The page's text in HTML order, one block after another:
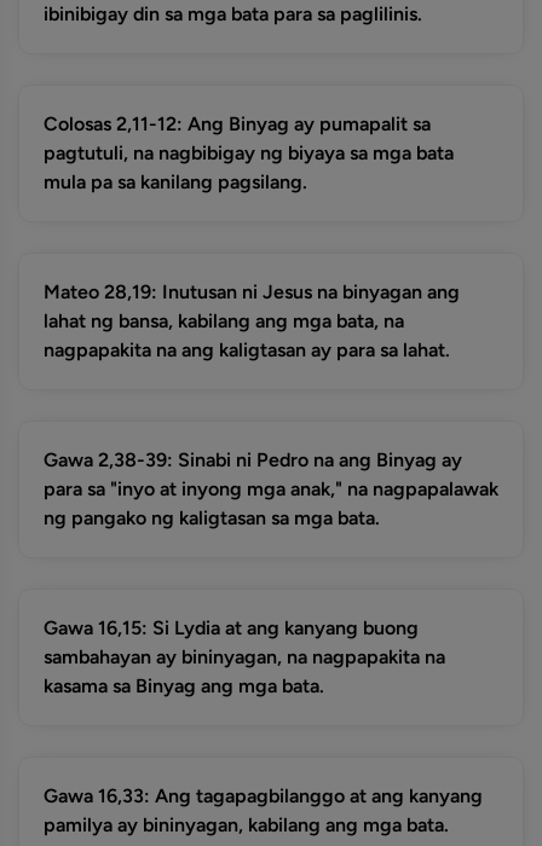
ibinibigay din sa mga bata para sa paglilinis.
Colosas 2,11-12: Ang Binyag ay pumapalit sa
pagtutuli, na nagbibigay ng biyaya sa mga bata
mula pa sa kanilang pagsilang.
Mateo 28,19: Inutusan ni Jesus na binyagan ang
lahat ng bansa, kabilang ang mga bata, na
nagpapakita na ang kaligtasan ay para sa lahat.
Gawa 2,38-39: Sinabi ni Pedro na ang Binyag ay
para sa "inyo at inyong mga anak," na nagpapalawak
ng pangako ng kaligtasan sa mga bata.
Gawa 16,15: Si Lydia at ang kanyang buong
sambahayan ay bininyagan, na nagpapakita na
kasama sa Binyag ang mga bata.
Gawa 16,33: Ang tagapagbilanggo at ang kanyang
pamilya ay bininyagan, kabilang ang mga bata.